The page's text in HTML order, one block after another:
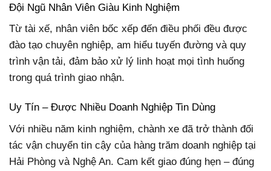
Đội Ngũ Nhân Viên Giàu Kinh Nghiệm
Từ tài xế, nhân viên bốc xếp đến điều phối đều được
đào tạo chuyên nghiệp, am hiểu tuyến đường và quy
trình vận tải, đảm bảo xử lý linh hoạt mọi tình huống
trong quá trình giao nhận.
Uy Tín – Được Nhiều Doanh Nghiệp Tin Dùng
Với nhiều năm kinh nghiệm, chành xe đã trở thành đối
tác vận chuyển tin cậy của hàng trăm doanh nghiệp tại
Hải Phòng và Nghệ An. Cam kết giao đúng hẹn – đúng